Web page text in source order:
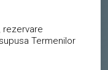
rezervare
Termenilor